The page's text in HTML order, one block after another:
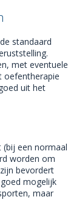
standaard
met eventuele
oefentherapie
uit het
(bij een normaal
worden om
bevordert
mogelijk
maar